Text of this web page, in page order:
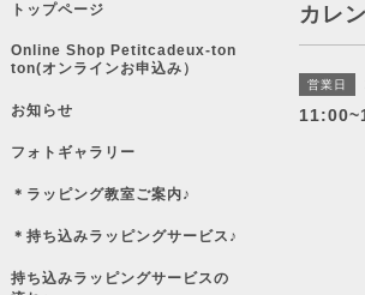
カレ
営業日
トップページ
Online Shop Petitcadeux-ton
ton(オンラインお申込み）
お知らせ
フォトギャラリー
＊ラッピング教室ご案内♪
＊持ち込みラッピングサービス♪
持ち込みラッピングサービスの